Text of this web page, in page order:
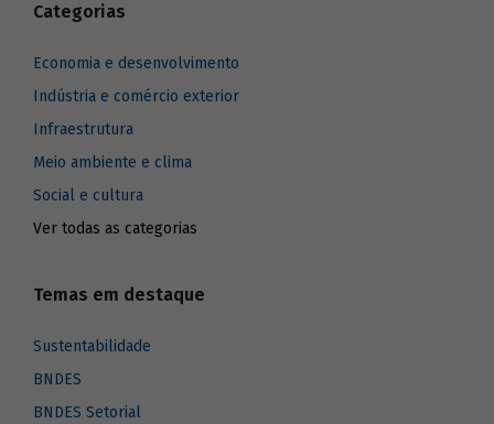
Categorias
Economia e desenvolvimento
Indústria e comércio exterior
Infraestrutura
Meio ambiente e clima
Social e cultura
Ver todas as categorias
Temas em destaque
Sustentabilidade
BNDES
BNDES Setorial